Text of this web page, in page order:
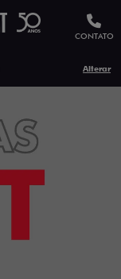
CONTATO
Alterar